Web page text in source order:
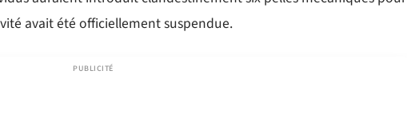
avait été officiellement suspendue.